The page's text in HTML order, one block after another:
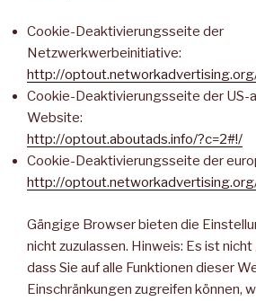
Cookie-Deaktivierungsseite der
Netzwerkwerbeinitiative:
http://
Cookie-Deaktivierungsseite der US-
Website:
http://optout.aboutads.info/?c=2#!/
Cookie-Deaktivierungsseite der
http://
Gängige Browser bieten die
nicht zuzulassen. Hinweis: Es ist
dass Sie auf alle Funktionen dieser
Einschränkungen zugreifen können,